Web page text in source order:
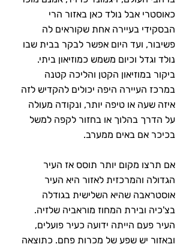
כאוסטרי אבל נולד כאן באזור הרי
הבסקידי בעיירה אחת שקוראים לה
פשיבור, ועד היום אפשר לבקר בבית שבו
נולד וגדל וכיום משמש כמוזיאון ביתי.
ביקור במוזיאון הקטן והליכה קטנה
במרכז העיירה היפה יכולים להקדיש לזה
איזה שעה או טיפה יותר, ונקודה מעולה
על הדרך בהלוך או בחזור לקפה למשל
בכיכר אם באים ממערב.
אם תרצו מקום יותר תוסס אז העיר
הגדולה והמרכזית לאזור היא העיר
אוסטראבה שהיא השלישית בגודלה
בצ'כיה ובירת המחוז מוראביה שלזיה.
העיר פעם הייתה ידועה כעיר פועלים,
ובאזור יש שפע של מכרות פחם. כתוצאה